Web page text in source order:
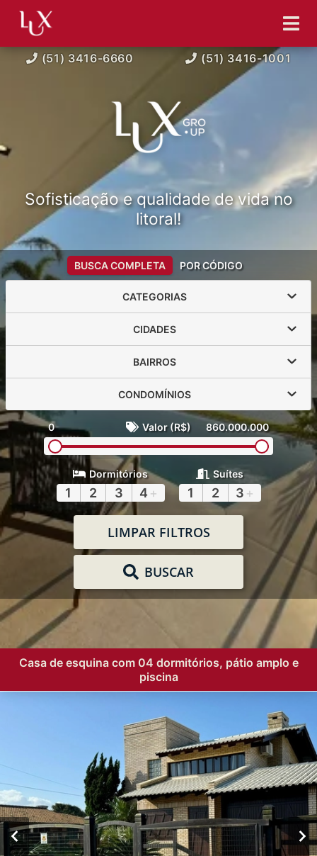
(51) 3416-6660 (51) 3416-1001
Sofisticação e qualidade de vida no
litoral!
BUSCA COMPLETA POR CÓDIGO
CATEGORIAS
CIDADES
BAIRROS
CONDOMÍNIOS
0 Valor (R$) 860.000.000
Dormitórios
1 2 3 4 +
Suítes
1 2 3 +
LIMPAR FILTROS
BUSCAR
Casa de esquina com 04 dormitórios, pátio amplo e
piscina